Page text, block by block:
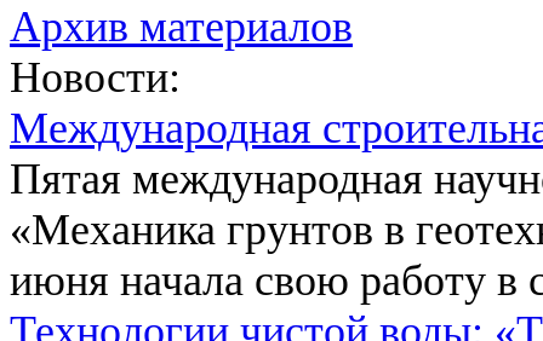
Архив материалов
Новости:
Международная
Пятая международная
«Механика грунтов в
июня начала свою работу в
Технологии чистой воды: